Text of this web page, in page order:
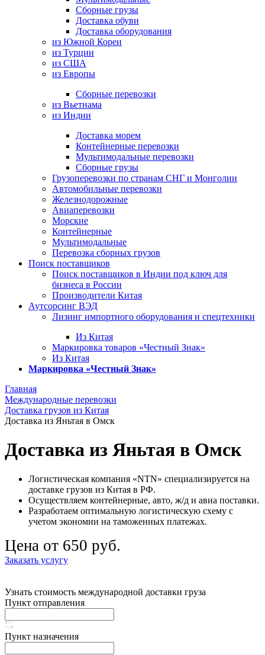
Сборные грузы
Доставка обуви
Доставка оборудования
из Южной Кореи
из Турции
из США
из Европы
Сборные перевозки
из Вьетнама
из Индии
Доставка морем
Контейнерные перевозки
Мультимодальные перевозки
Сборные грузы
Грузоперевозки по странам СНГ и Монголии
Автомобильные перевозки
Железнодорожные
Авиаперевозки
Морские
Контейнерные
Мультимодальные
Перевозка сборных грузов
Поиск поставщиков
Поиск поставщиков в Индии под ключ для
бизнеса в России
Производители Китая
Аутсорсинг ВЭД
Лизинг импортного оборудования и спецтехники
Из Китая
Маркировка товаров «Честный Знак»
Из Китая
Маркировка «Честный Знак»
Главная
Международные перевозки
Доставка грузов из Китая
Доставка из Яньтая в Омск
Доставка из Яньтая в Омск
Логистическая компания «NTN» специализируется на
доставке грузов из Китая в РФ.
Осуществляем контейнерные, авто, ж/д и авиа поставки.
Разработаем оптимальную логистическую схему с
учетом экономии на таможенных платежах.
Цена от 650 руб.
Заказать услугу
Узнать стоимость международной доставки груза
Пункт отправления
Пункт назначения